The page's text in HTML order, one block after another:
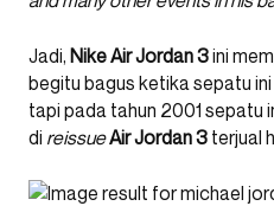
Jadi, Nike Air Jordan 3ini
begitu bagus ketika sepatu ini
tapi pada tahun 2001 sepatu
di reissueAir Jordan 3 terjual